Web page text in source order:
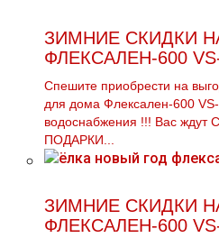
ЗИМНИЕ СКИДКИ
ФЛЕКСАЛЕН-600
Спешите приобрести на
для дoма Флексален-600
вoдoснабжeния !!! Вас
ПОДАРКИ...
ЗИМНИЕ СКИДКИ
ФЛЕКСАЛЕН-600